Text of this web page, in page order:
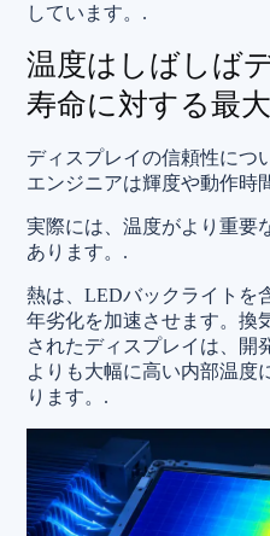
しています。.
温度はしばしば
寿命に対する最
ディスプレイの信頼性につ
エンジニアは輝度や動作時
実際には、温度がより重要
あります。.
熱は、LEDバックライトを
年劣化を加速させます。換
されたディスプレイは、開
よりも大幅に高い内部温度
ります。.